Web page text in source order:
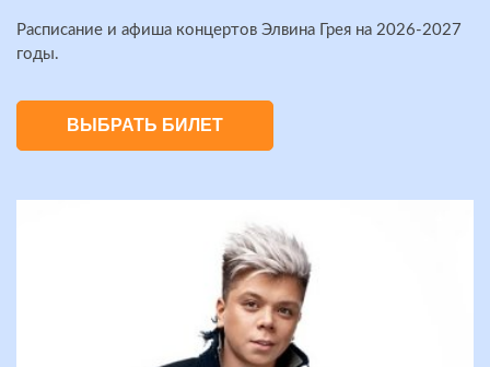
Расписание и афиша концертов Элвина Грея на 2026-2027
годы.
ВЫБРАТЬ БИЛЕТ